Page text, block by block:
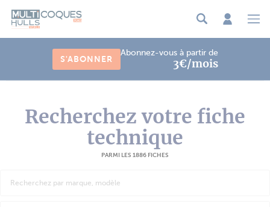
S'ABONNER
Abonnez-vous à partir de
3€/mois
Recherchez votre fiche
technique
PARMI LES 1886 FICHES